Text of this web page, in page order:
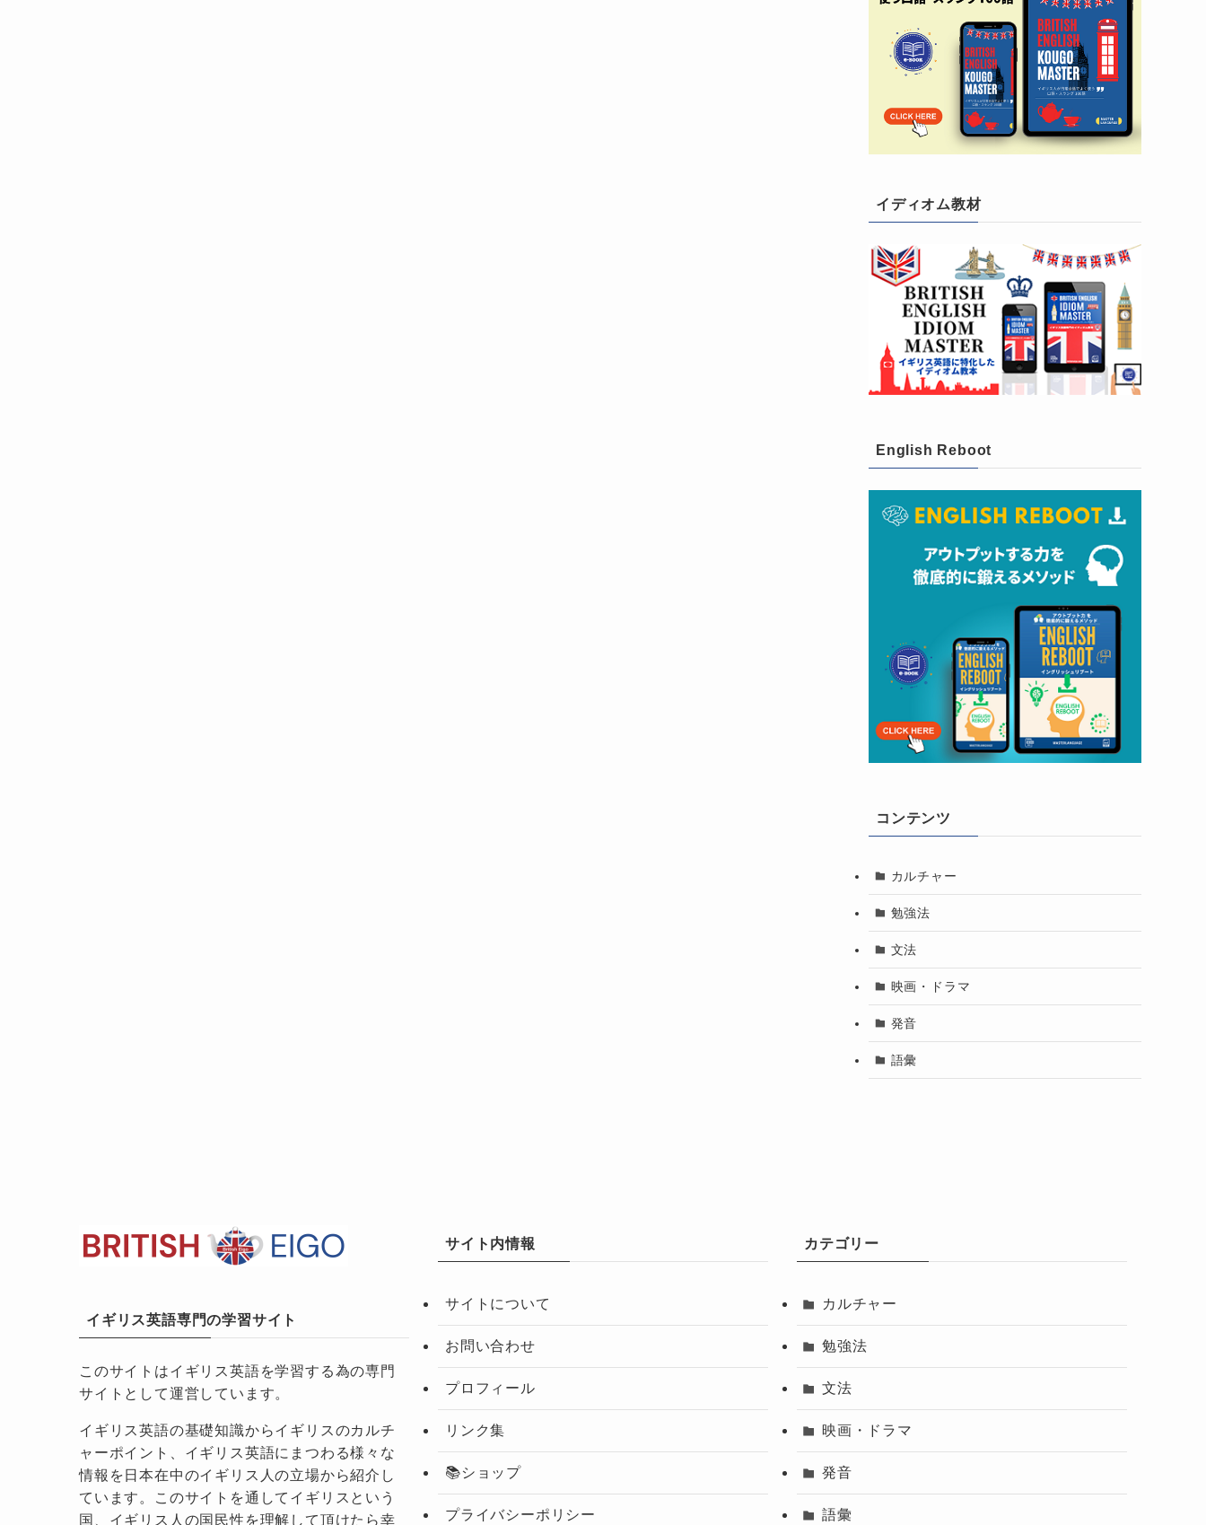
イディオム教材
English Reboot
コンテンツ
カルチャー
勉強法
文法
映画・ドラマ
発音
語彙
イギリス英語専門の学習サイト
このサイトはイギリス英語を学習する為の専門
サイトとして運営しています。
イギリス英語の基礎知識からイギリスのカルチ
ャーポイント、イギリス英語にまつわる様々な
情報を日本在中のイギリス人の立場から紹介し
ています。このサイトを通してイギリスという
国、イギリス人の国民性を理解して頂けたら幸
サイト内情報
サイトについて
お問い合わせ
プロフィール
リンク集
📚ショップ
プライバシーポリシー
カテゴリー
カルチャー
勉強法
文法
映画・ドラマ
発音
語彙